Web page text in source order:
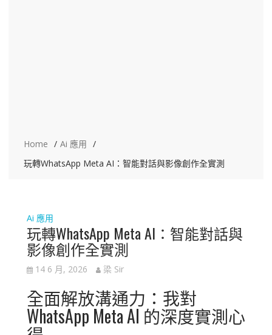
Home
Ai 應用
玩轉WhatsApp Meta AI：智能對話與影像創作全實測
Ai 應用
玩轉WhatsApp Meta AI：智能對話與
影像創作全實測
14 6 月, 2026 梁 Sir
全面解放溝通力：我對
WhatsApp Meta AI 的深度實測心